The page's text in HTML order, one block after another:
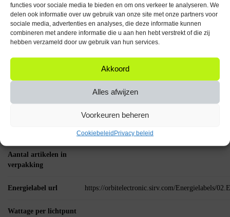
functies voor sociale media te bieden en om ons verkeer te analyseren. We
delen ook informatie over uw gebruik van onze site met onze partners voor
sociale media, advertenties en analyses, die deze informatie kunnen
combineren met andere informatie die u aan hen hebt verstrekt of die zij
hebben verzameld door uw gebruik van hun services.
Akkoord
Alles afwijzen
Voorkeuren beheren
CookiebeleidPrivacy beleid
Fitting: GU10
Vermogen: 4W
Lichtopbrengst: 300 Lumen
Breng je verlichting naar een hoger niveau met de Spectrum LED
Reflectorlamp GU10 en geniet van een warme, energiezuinige en gerichte
Aantal artikelen in
verpakking
Energielabel url https://orbitelectronic.sirv.com/Energielabels/
Wattage per lichtpunt